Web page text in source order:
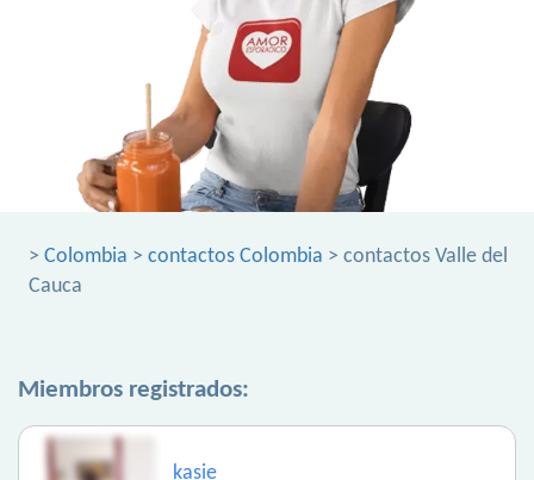
> Colombia > contactos Colombia > contactos Valle del
Cauca
Miembros registrados:
kasie